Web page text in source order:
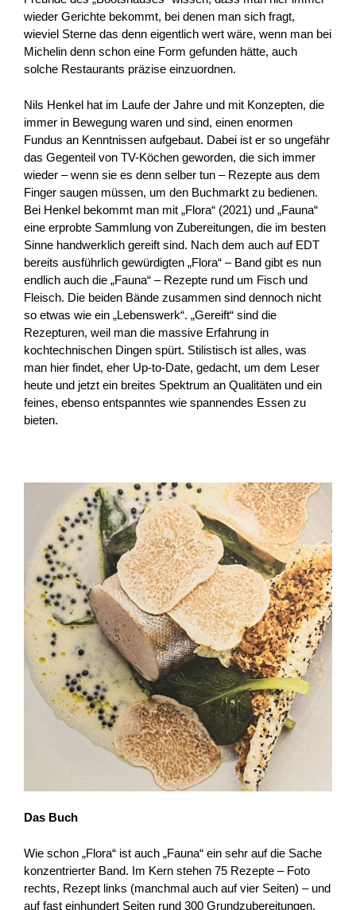
wieder Gerichte bekommt, bei denen man sich fragt,
wieviel Sterne das denn eigentlich wert wäre, wenn man bei
Michelin denn schon eine Form gefunden hätte, auch
solche Restaurants präzise einzuordnen.
Nils Henkel hat im Laufe der Jahre und mit Konzepten, die
immer in Bewegung waren und sind, einen enormen
Fundus an Kenntnissen aufgebaut. Dabei ist er so ungefähr
das Gegenteil von TV-Köchen geworden, die sich immer
wieder – wenn sie es denn selber tun – Rezepte aus dem
Finger saugen müssen, um den Buchmarkt zu bedienen.
Bei Henkel bekommt man mit „Flora“ (2021) und „Fauna“
eine erprobte Sammlung von Zubereitungen, die im besten
Sinne handwerklich gereift sind. Nach dem auch auf EDT
bereits ausführlich gewürdigten „Flora“ – Band gibt es nun
endlich auch die „Fauna“ – Rezepte rund um Fisch und
Fleisch. Die beiden Bände zusammen sind dennoch nicht
so etwas wie ein „Lebenswerk“. „Gereift“ sind die
Rezepturen, weil man die massive Erfahrung in
kochtechnischen Dingen spürt. Stilistisch ist alles, was
man hier findet, eher Up-to-Date, gedacht, um dem Leser
heute und jetzt ein breites Spektrum an Qualitäten und ein
feines, ebenso entspanntes wie spannendes Essen zu
bieten.
Das Buch
Wie schon „Flora“ ist auch „Fauna“ ein sehr auf die Sache
konzentrierter Band. Im Kern stehen 75 Rezepte – Foto
rechts, Rezept links (manchmal auch auf vier Seiten) – und
auf fast einhundert Seiten rund 300 Grundzubereitungen.